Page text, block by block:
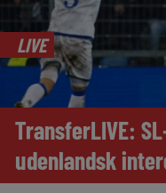
LIVE
TransferLIVE:
udenlandsk